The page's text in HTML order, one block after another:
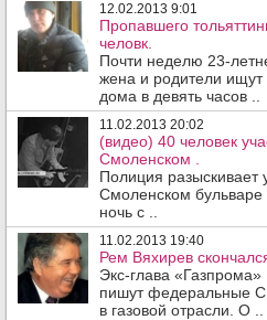
12.02.2013 9:01
Пропавшего
человк.
Почти неделю 23-
жена и родители
дома в девять часов ..
11.02.2013 20:02
(видео) 40 человек
Смоленском .
Полиция разыскивает
Смоленском
ночь с ..
11.02.2013 19:40
Рем Вяхирев
Экс-глава
пишут федеральные
в газовой отрасли. О ..